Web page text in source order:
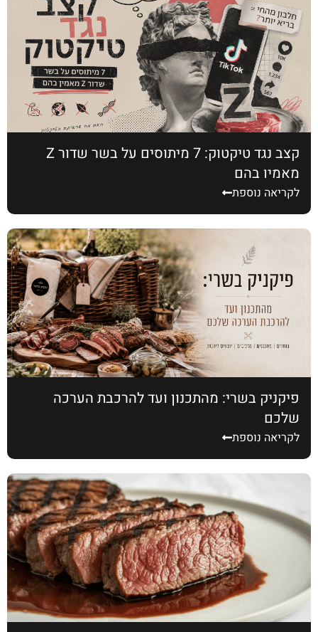
קצב נגד טיקטוק: 7 מיתוסים על בשר שדור Z
מאמין בהם
לקריאה נוספת
פיקניק בשרי: מהתכנון ועד להרכבת הערכה
שלכם
לקריאה נוספת